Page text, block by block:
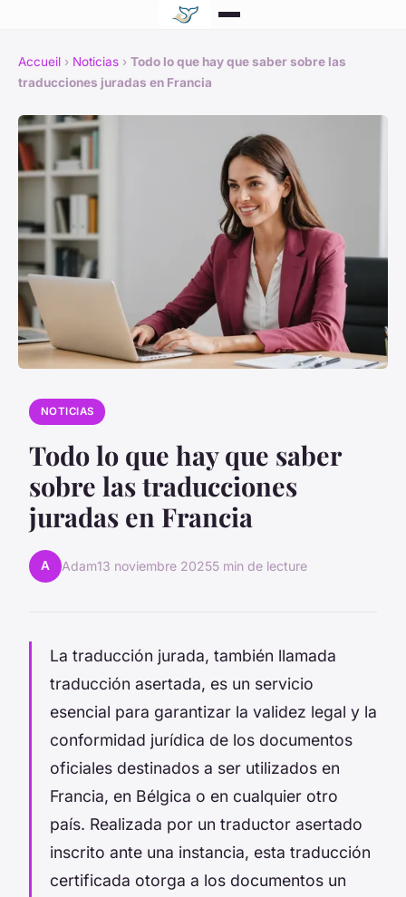
Accueil › Noticias › Todo lo que hay que saber sobre las
traducciones juradas en Francia
NOTICIAS
Todo lo que hay que saber
sobre las traducciones
juradas en Francia
A Adam13 noviembre 20255 min de lecture
La traducción jurada, también llamada
traducción asertada, es un servicio
esencial para garantizar la validez legal y la
conformidad jurídica de los documentos
oficiales destinados a ser utilizados en
Francia, en Bélgica o en cualquier otro
país. Realizada por un traductor asertado
inscrito ante una instancia, esta traducción
certificada otorga a los documentos un